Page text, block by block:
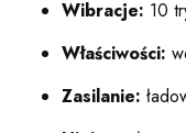
Wibracje: 10
Właściwości:
Zasilanie: